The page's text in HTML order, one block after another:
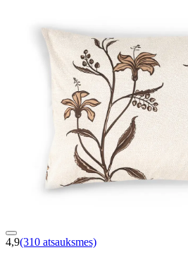
4,9(310 atsauksmes)